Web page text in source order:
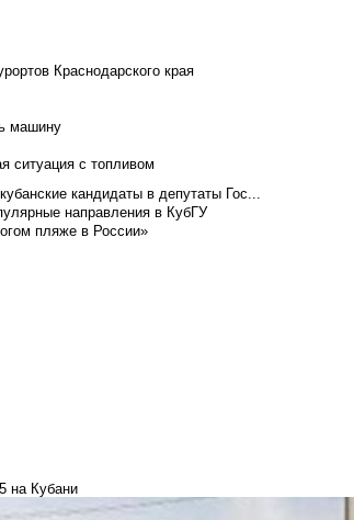
Краснодарского края
машину
ситуация с топливом
кандидаты в депутаты Гос...
направления в КубГУ
пляже в России»
на Кубани